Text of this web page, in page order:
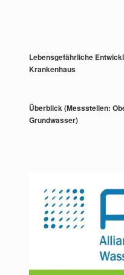
Lebensgefährliche
Krankenhaus
Überblick (Messstellen:
Grundwasser)